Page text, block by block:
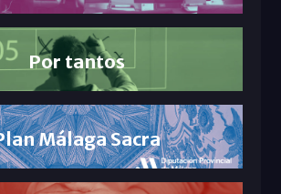
Por tantos
Málaga Sacra